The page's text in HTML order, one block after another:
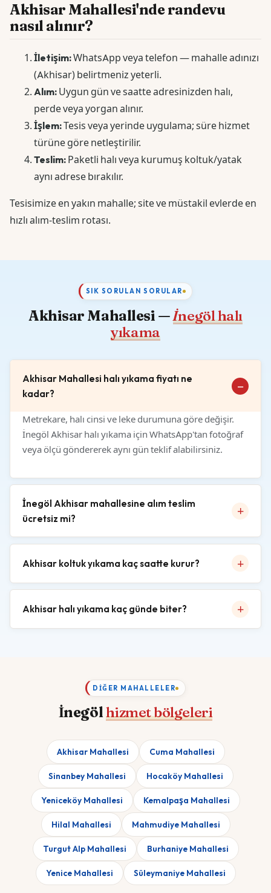
Akhisar Mahallesi'nde randevu
nasıl alınır?
İletişim:WhatsApp veya telefon — mahalle adınızı
(Akhisar) belirtmeniz yeterli.
Alım: Uygun gün ve saatte adresinizden halı,
perde veya yorgan alınır.
İşlem:Tesis veya yerinde uygulama; süre hizmet
türüne göre netleştirilir.
Teslim: Paketli halı veya kurumuş koltuk/yatak
aynı adrese bırakılır.
Tesisimize en yakın mahalle; site ve müstakil evlerde en
hızlı alım-teslim rotası.
SIK SORULAN SORULAR
Akhisar Mahallesi —İnegöl halı
yıkama
Akhisar Mahallesi halı yıkama fiyatı ne
kadar?
Metrekare, halı cinsi ve leke durumuna göre değişir.
İnegöl Akhisar halı yıkama için WhatsApp'tan fotoğraf
veya ölçü göndererek aynı gün teklif alabilirsiniz.
İnegöl Akhisar mahallesine alım teslim
ücretsiz mi?
Akhisar koltuk yıkama kaç saatte kurur?
Akhisar halı yıkama kaç günde biter?
DIĞER MAHALLELER
İnegölhizmet bölgeleri
Akhisar Mahallesi Cuma Mahallesi
Sinanbey Mahallesi Hocaköy Mahallesi
Yeniceköy Mahallesi Kemalpaşa Mahallesi
Hilal Mahallesi Mahmudiye Mahallesi
Turgut Alp Mahallesi Burhaniye Mahallesi
Yenice Mahallesi Süleymaniye Mahallesi